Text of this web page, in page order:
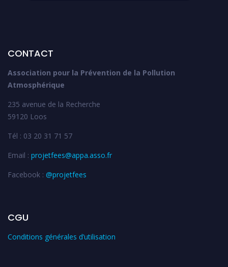
CONTACT
Association pour la Prévention de la Pollution
Atmosphérique
235 avenue de la Recherche
59120 Loos
Tél : 03 20 31 71 57
Email : projetfees@appa.asso.fr
Facebook : @projetfees
CGU
Conditions générales d’utilisation